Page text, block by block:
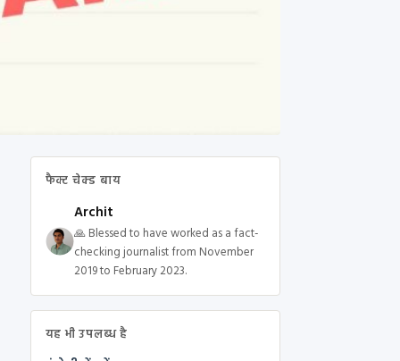
फैक्ट चेक्ड बाय
Archit
🙏 Blessed to have worked as a fact-
checking journalist from November
2019 to February 2023.
यह भी उपलब्ध है